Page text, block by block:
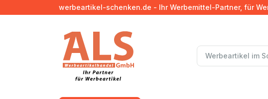
werbeartikel-schenken.de - Ihr Werbemittel-Partner, für